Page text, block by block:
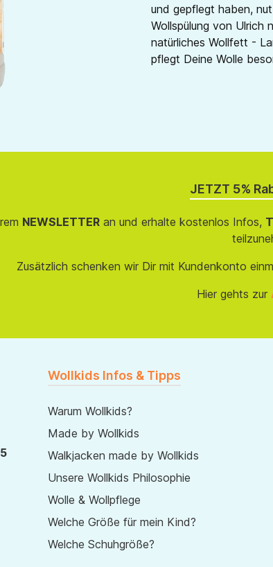
und gepflegt haben,
Wollspülung von Ulrich
natürliches Wollfett -
pflegt Deine Wolle
JETZT 5%
NEWSLETTERan und erhalte kostenlos Infos,
Zusätzlich schenken wir Dir mit Kundenkonto
Hier gehts zur
Wollkids Infos & Tipps
Warum Wollkids?
Made by Wollkids
Walkjacken made by Wollkids
Unsere Wollkids Philosophie
Wolle & Wollpflege
Welche Größe für mein Kind?
Welche Schuhgröße?